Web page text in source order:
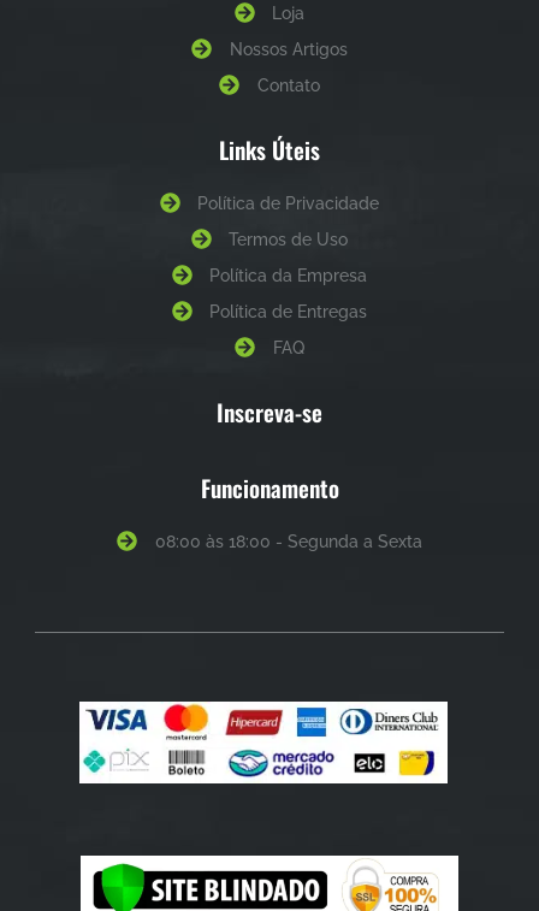
Loja
Nossos Artigos
Contato
Links Úteis
Política de Privacidade
Termos de Uso
Política da Empresa
Política de Entregas
FAQ
Inscreva-se
Funcionamento
08:00 às 18:00 - Segunda a Sexta